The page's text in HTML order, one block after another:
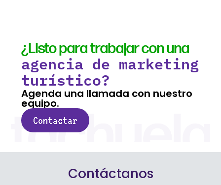
¿Listo para trabajar con una
agencia de marketing
turístico?
Agenda una llamada con nuestro
equipo.
Contactar
Contáctanos